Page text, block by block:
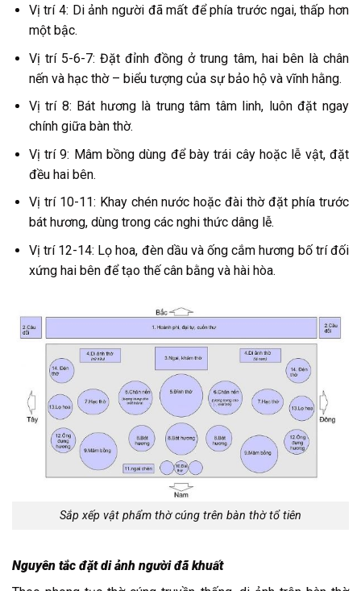
Vị trí 4: Di ảnh người đã mất để phía trước ngai, thấp hơn
một bậc.
Vị trí 5-6-7: Đặt đỉnh đồng ở trung tâm, hai bên là chân
nến và hạc thờ – biểu tượng của sự bảo hộ và vĩnh hằng.
Vị trí 8: Bát hương là trung tâm tâm linh, luôn đặt ngay
chính giữa bàn thờ.
Vị trí 9: Mâm bồng dùng để bày trái cây hoặc lễ vật, đặt
đều hai bên.
Vị trí 10-11: Khay chén nước hoặc đài thờ đặt phía trước
bát hương, dùng trong các nghi thức dâng lễ.
Vị trí 12-14: Lọ hoa, đèn dầu và ống cắm hương bố trí đối
xứng hai bên để tạo thế cân bằng và hài hòa.
Sắp xếp vật phẩm thờ cúng trên bàn thờ tổ tiên
Nguyên tắc đặt di ảnh người đã khuất